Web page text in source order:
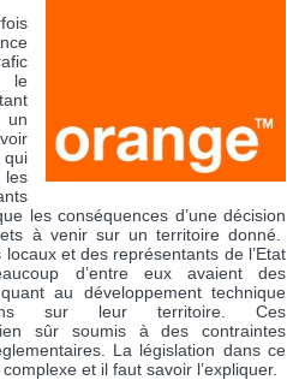
le
un
qui
les
les conséquences d’une décision
à venir sur un territoire donné.
locaux et des représentants de l’Etat
d’entre eux avaient des
au développement technique
sur leur territoire. Ces
sûr soumis à des contraintes
La législation dans ce
et il faut savoir l’expliquer.